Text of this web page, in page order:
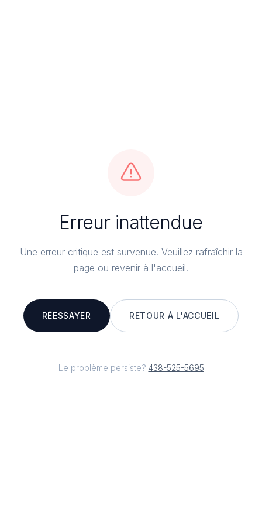
Erreur inattendue
Une erreur critique est survenue. Veuillez rafraîchir la
page ou revenir à l'accueil.
RÉESSAYER RETOUR À L'ACCUEIL
Le problème persiste? 438-525-5695